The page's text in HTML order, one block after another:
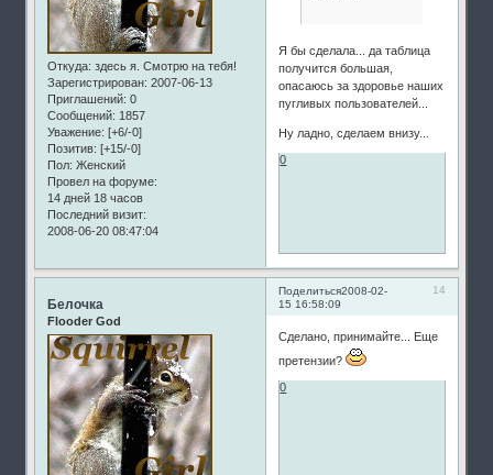
Откуда: здесь я. Смотрю на тебя!
Зарегистрирован: 2007-06-13
Приглашений: 0
Сообщений: 1857
Уважение: [+6/-0]
Позитив: [+15/-0]
Пол: Женский
Провел на форуме:
14 дней 18 часов
Последний визит:
2008-06-20 08:47:04
Я бы сделала... да таблица
получится большая,
опасаюсь за здоровье наших
пугливых пользователей...
Ну ладно, сделаем внизу...
0
Поделиться 14
2008-02-
15 16:58:09
Белочка
Flooder God
Сделано, принимайте... Еще
претензии?
0